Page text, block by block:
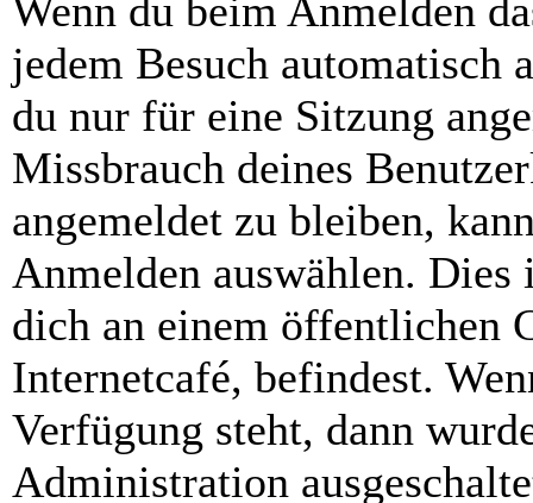
Wenn du beim Anmelden
jedem Besuch automatisch
du nur für eine Sitzung
Missbrauch deines
angemeldet zu bleiben,
Anmelden auswählen.
dich an einem öffentlichen
Internetcafé, befindest.
Verfügung steht, dann
Administration